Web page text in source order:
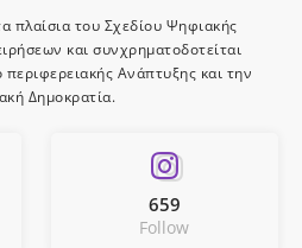
πλαίσια του Σχεδίου Ψηφιακής
και συνχρηματοδοτείται
Ανάπτυξης και την
Δημοκρατία.
659
Follow